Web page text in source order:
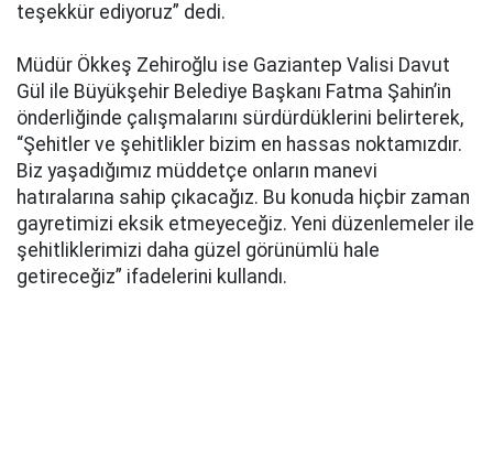
teşekkür ediyoruz” dedi.
Müdür Ökkeş Zehiroğlu ise Gaziantep Valisi Davut
Gül ile Büyükşehir Belediye Başkanı Fatma Şahin’in
önderliğinde çalışmalarını sürdürdüklerini belirterek,
“Şehitler ve şehitlikler bizim en hassas noktamızdır.
Biz yaşadığımız müddetçe onların manevi
hatıralarına sahip çıkacağız. Bu konuda hiçbir zaman
gayretimizi eksik etmeyeceğiz. Yeni düzenlemeler ile
şehitliklerimizi daha güzel görünümlü hale
getireceğiz” ifadelerini kullandı.